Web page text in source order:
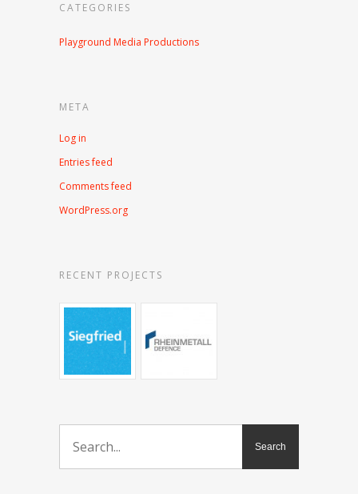
CATEGORIES
Playground Media Productions
META
Log in
Entries feed
Comments feed
WordPress.org
RECENT PROJECTS